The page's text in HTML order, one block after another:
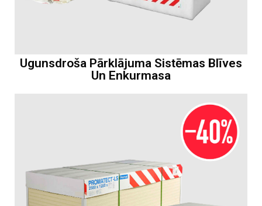
Ugunsdroša Pārklājuma Sistēmas Blīves
Un Enkurmasa